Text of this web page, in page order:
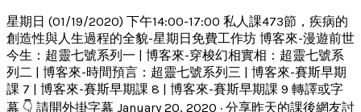
星期日 (01/19/2020) 下午14:00-17:00 私人課473節，疾病的
創造性與人生過程的全貌-星期日免費工作坊 博客來-漫遊前世
今生：超靈七號系列一 | 博客來-穿梭幻相實相：超靈七號系
列二 | 博客來-時間預言：超靈七號系列三 | 博客來-賽斯早期
課 7 | 博客來-賽斯早期課 8 | 博客來-賽斯早期課 9 轉譯或字
幕 👇 請開外掛字幕 January 20, 2020 · 分享昨天的課後網友討